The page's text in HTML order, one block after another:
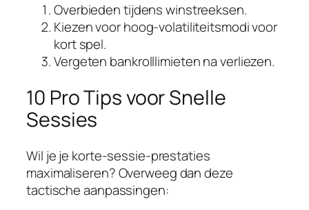
Overbieden tijdens winstreeksen.
Kiezen voor hoog‑volatiliteitsmodi voor
kort spel.
Vergeten bankrolllimieten na verliezen.
10 Pro Tips voor Snelle
Sessies
Wil je je korte‑sessie‑prestaties
maximaliseren? Overweeg dan deze
tactische aanpassingen: